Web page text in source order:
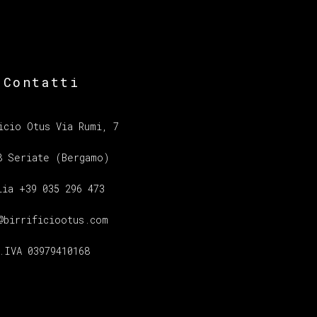
Contatti
Otus Via Rumi, 7
Seriate (Bergamo)
+39 035 296 473
03979410168